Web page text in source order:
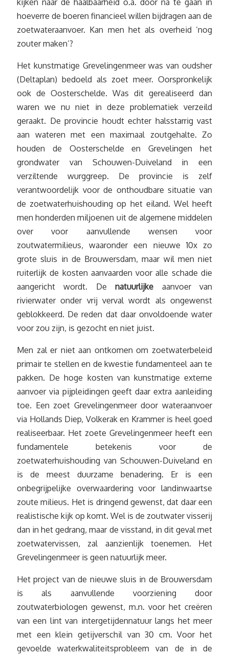
kijken naar de haalbaarheid o.a. door na te gaan in
hoeverre de boeren financieel willen bijdragen aan de
zoetwateraanvoer. Kan men het als overheid ‘nog
zouter maken’?
Het kunstmatige Grevelingenmeer was van oudsher
(Deltaplan) bedoeld als zoet meer. Oorspronkelijk
ook de Oosterschelde. Was dit gerealiseerd dan
waren we nu niet in deze problematiek verzeild
geraakt. De provincie houdt echter halsstarrig vast
aan wateren met een maximaal zoutgehalte. Zo
houden de Oosterschelde en Grevelingen het
grondwater van Schouwen-Duiveland in een
verziltende wurggreep. De provincie is zelf
verantwoordelijk voor de onthoudbare situatie van
de zoetwaterhuishouding op het eiland. Wel heeft
men honderden miljoenen uit de algemene middelen
over voor aanvullende wensen voor
zoutwatermilieus, waaronder een nieuwe 10x zo
grote sluis in de Brouwersdam, maar wil men niet
ruiterlijk de kosten aanvaarden voor alle schade die
aangericht wordt. Denatuurlijke aanvoer van
rivierwater onder vrij verval wordt als ongewenst
geblokkeerd. De reden dat daar onvoldoende water
voor zou zijn, is gezocht en niet juist.
Men zal er niet aan ontkomen om zoetwaterbeleid
primair te stellen en de kwestie fundamenteel aan te
pakken. De hoge kosten van kunstmatige externe
aanvoer via pijpleidingen geeft daar extra aanleiding
toe. Een zoet Grevelingenmeer door wateraanvoer
via Hollands Diep, Volkerak en Krammer is heel goed
realiseerbaar. Het zoete Grevelingenmeer heeft een
fundamentele betekenis voor de
zoetwaterhuishouding van Schouwen-Duiveland en
is de meest duurzame benadering. Er is een
onbegrijpelijke overwaardering voor landinwaartse
zoute milieus. Het is dringend gewenst, dat daar een
realistische kijk op komt. Wel is de zoutwater visserij
dan in het gedrang, maar de visstand, in dit geval met
zoetwatervissen, zal aanzienlijk toenemen. Het
Grevelingenmeer is geen natuurlijk meer.
Het project van de nieuwe sluis in de Brouwersdam
is als aanvullende voorziening door
zoutwaterbiologen gewenst, m.n. voor het creëren
van een lint van intergetijdennatuur langs het meer
met een klein getijverschil van 30 cm. Voor het
gevoelde waterkwaliteitsprobleem van de in de